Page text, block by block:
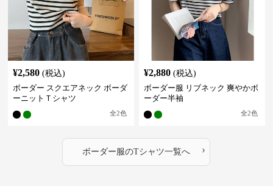
¥2,580 (税込)
ボーダー スクエアネック ボーダ
ーニットＴシャツ
全2色
¥2,880 (税込)
ボーダー服 リブネック 爽やかボ
ーダー半袖
全2色
ボーダー服のTシャツ一覧へ ›